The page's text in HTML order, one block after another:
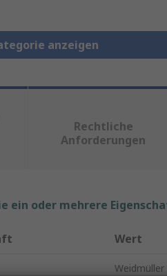
anzeigen
Rechtliche
Anforderungen
ein oder mehrere
Wert
Weidmüller